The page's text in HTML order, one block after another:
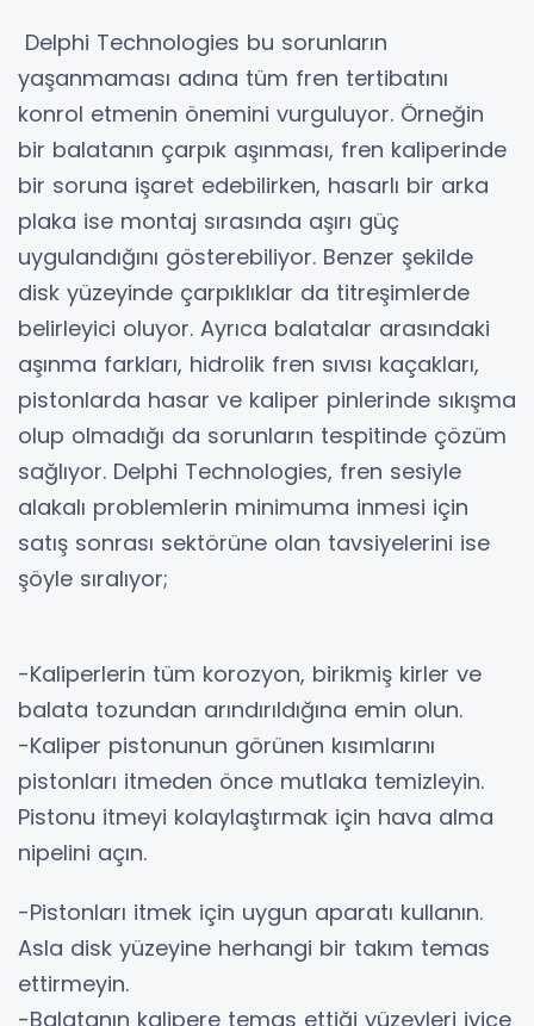
Delphi Technologies bu sorunların
yaşanmaması adına tüm fren tertibatını
konrol etmenin önemini vurguluyor. Örneğin
bir balatanın çarpık aşınması, fren kaliperinde
bir soruna işaret edebilirken, hasarlı bir arka
plaka ise montaj sırasında aşırı güç
uygulandığını gösterebiliyor. Benzer şekilde
disk yüzeyinde çarpıklıklar da titreşimlerde
belirleyici oluyor. Ayrıca balatalar arasındaki
aşınma farkları, hidrolik fren sıvısı kaçakları,
pistonlarda hasar ve kaliper pinlerinde sıkışma
olup olmadığı da sorunların tespitinde çözüm
sağlıyor. Delphi Technologies, fren sesiyle
alakalı problemlerin minimuma inmesi için
satış sonrası sektörüne olan tavsiyelerini ise
şöyle sıralıyor;
-Kaliperlerin tüm korozyon, birikmiş kirler ve
balata tozundan arındırıldığına emin olun.
-Kaliper pistonunun görünen kısımlarını
pistonları itmeden önce mutlaka temizleyin.
Pistonu itmeyi kolaylaştırmak için hava alma
nipelini açın.
-Pistonları itmek için uygun aparatı kullanın.
Asla disk yüzeyine herhangi bir takım temas
ettirmeyin.
-Balatanın kalipere temas ettiği yüzeyleri iyice